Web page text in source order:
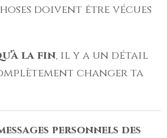
doivent être vécues
la fin, il y a un détail
changer ta
personnels des